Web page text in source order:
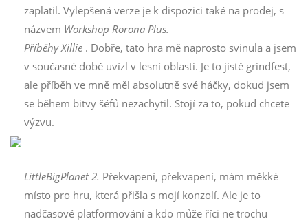
zaplatil. Vylepšená verze je k dispozici také na prodej, s
názvem Workshop Rorona Plus.
Příběhy Xillie . Dobře, tato hra mě naprosto svinula a jsem
v současné době uvízl v lesní oblasti. Je to jistě grindfest,
ale příběh ve mně měl absolutně své háčky, dokud jsem
se během bitvy šéfů nezachytil. Stojí za to, pokud chcete
výzvu.
LittleBigPlanet 2. Překvapení, překvapení, mám měkké
místo pro hru, která přišla s mojí konzolí. Ale je to
nadčasové platformování a kdo může říci ne trochu